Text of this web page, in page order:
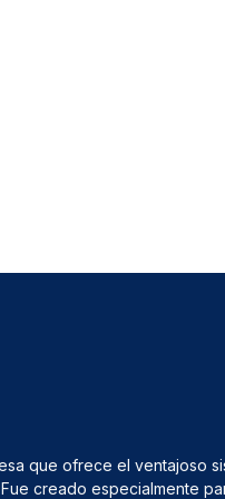
que ofrece el ventajoso
creado especialmente